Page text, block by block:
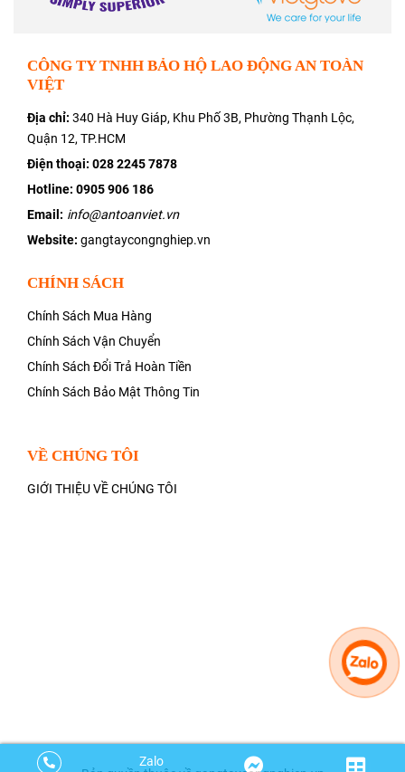
CÔNG TY TNHH BẢO HỘ LAO ĐỘNG AN TOÀN
VIỆT
Địa chỉ: 340 Hà Huy Giáp, Khu Phố 3B, Phường Thạnh Lộc,
Quận 12, TP.HCM
Điện thoại: 028 2245 7878
Hotline: 0905 906 186
Email: info@antoanviet.vn
Website: gangtaycongnghiep.vn
CHÍNH SÁCH
Chính Sách Mua Hàng
Chính Sách Vận Chuyển
Chính Sách Đổi Trả Hoàn Tiền
Chính Sách Bảo Mật Thông Tin
VỀ CHÚNG TÔI
GIỚI THIỆU VỀ CHÚNG TÔI
Zalo